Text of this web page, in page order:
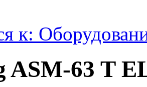
к:
ASM-63 T